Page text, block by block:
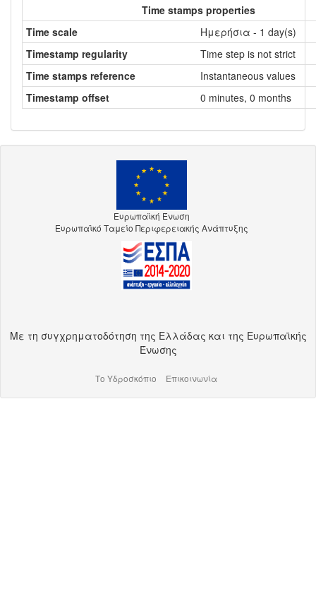
Time stamps properties
Time scale
Ημερήσια - 1 day(s)
Timestamp regularity
Time step is not strict
Time stamps reference
Instantaneous values
Timestamp offset
0 minutes, 0 months
Ευρωπαϊκή Ένωση
Ευρωπαϊκό Ταμείο Περιφερειακής Ανάπτυξης
Με τη συγχρηματοδότηση της Ελλάδας και της Ευρωπαϊκής
Ένωσης
Το Υδροσκόπιο Επικοινωνία